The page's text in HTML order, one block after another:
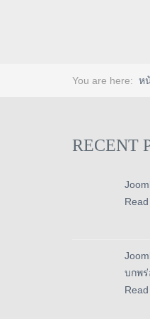
You are here: ห
RECENT
Read
บกพร่
Read